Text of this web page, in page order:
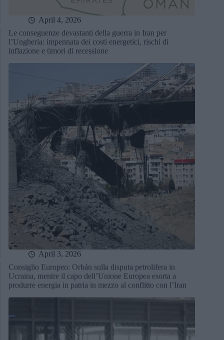
April 4, 2026
Le conseguenze devastanti della guerra in Iran per
l’Ungheria: impennata dei costi energetici, rischi di
inflazione e timori di recessione
April 3, 2026
Consiglio Europeo: Orbán sulla disputa petrolifera in
Ucraina, mentre il capo dell’Unione Europea esorta a
produrre energia in patria in mezzo al conflitto con l’Iran